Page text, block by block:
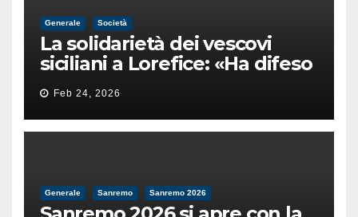
Generale Società
La solidarietà dei vescovi
siciliani a Lorefice: «Ha difeso
il valore e la dignità
dell’umanità»
Feb 24, 2026
Generale Sanremo Sanremo 2026